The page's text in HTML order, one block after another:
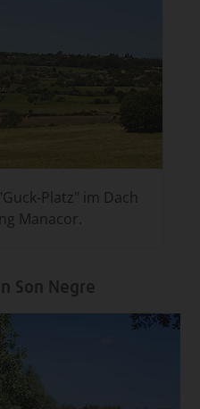
Platz" im Dach
Manacor.
Son Negre